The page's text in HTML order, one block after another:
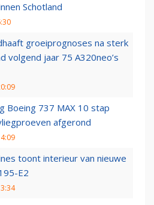
Schotland
groeiprognoses na sterk
volgend jaar 75 A320neo’s
Boeing 737 MAX 10 stap
afgerond
toont interieur van nieuwe
E2